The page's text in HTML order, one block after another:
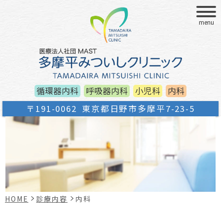
循環器内科 呼吸器内科 小児科
内科
〒191-0062 東京都日野市多摩平7-23-5
menu
HOME 診療内容 内科